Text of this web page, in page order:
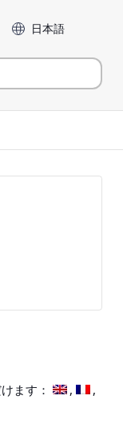
言語
ます：